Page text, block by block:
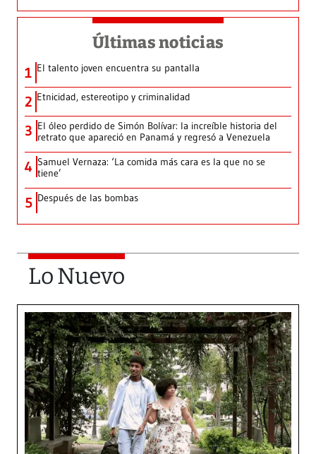
Últimas noticias
1 El talento joven encuentra su pantalla​
2 Etnicidad, estereotipo y criminalidad
3 El óleo perdido de Simón Bolívar: la increíble historia del
retrato que apareció en Panamá y regresó a Venezuela
4 Samuel Vernaza: ‘La comida más cara es la que no se
tiene’
5 Después de las bombas
Lo Nuevo